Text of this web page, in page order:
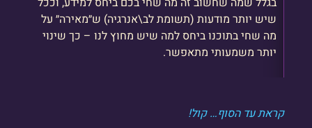
שיש יותר מודעות (תשומת לב\אנרגיה) ש״מאירה״ על
מה שחי בתוכנו ביחס למה שיש מחוץ לנו – כך שינוי
יותר משמעותי מתאפשר.
קראת עד הסוף… קול!